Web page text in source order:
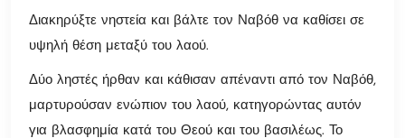
Διακηρύξτε νηστεία και βάλτε τον Ναβόθ να καθίσει σε
υψηλή θέση μεταξύ του λαού.
Δύο ληστές ήρθαν και κάθισαν απέναντι από τον Ναβόθ,
μαρτυρούσαν ενώπιον του λαού, κατηγορώντας αυτόν
για βλασφημία κατά του Θεού και του βασιλέως. Το